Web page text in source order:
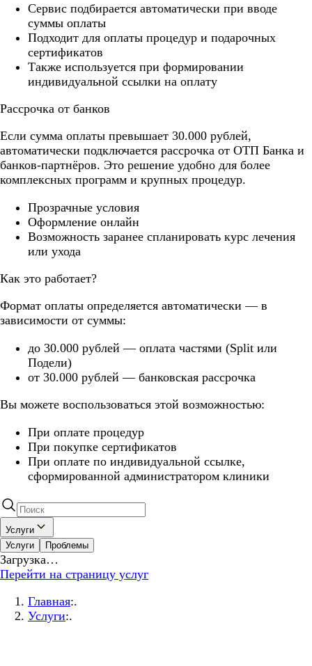
Cервис подбирается автоматически при вводе
суммы оплаты
Подходит для оплаты процедур и подарочных
сертификатов
Также используется при формировании
индивидуальной ссылки на оплату
Рассрочка от банков
Если сумма оплаты превышает 30.000 рублей,
автоматически подключается рассрочка от ОТП Банка и
банков-партнёров. Это решение удобно для более
комплексных программ и крупных процедур.
Прозрачные условия
Оформление онлайн
Возможность заранее спланировать курс лечения
или ухода
Как это работает?
Формат оплаты определяется автоматически — в
зависимости от суммы:
до 30.000 рублей — оплата частями (Split или
Подели)
от 30.000 рублей — банковская рассрочка
Вы можете воспользоваться этой возможностью:
При оплате процедур
При покупке сертификатов
При оплате по индивидуальной ссылке,
сформированной администратором клиники
Услуги
Услуги
Проблемы
Загрузка…
Перейти на страницу услуг
Главная:.
Услуги:.